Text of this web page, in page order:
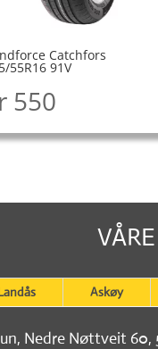
Catchfors
55R16 91V
550
Askøy
Nedre Nøttveit 60,